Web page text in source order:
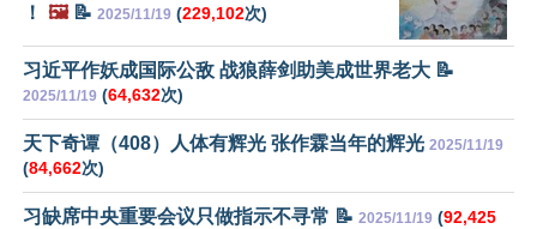
！
🖼️📝 2025/11/19 (229,102次)
习近平作妖成国际公敌 战狼薛剑助美成世界老大 📝
2025/11/19 (64,632次)
天下奇谭（408）人体有辉光 张作霖当年的辉光 2025/11/19
(84,662次)
习缺席中央重要会议只做指示不寻常 📝 2025/11/19 (92,425